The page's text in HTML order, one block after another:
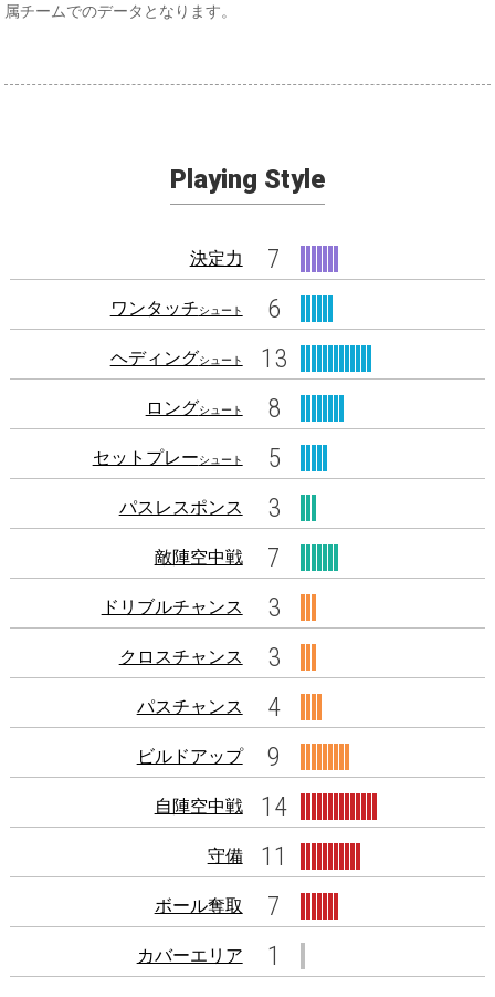
属チームでのデータとなります。
Playing Style
決定力 7
ワンタッチシュート 6
ヘディングシュート 13
ロングシュート 8
セットプレーシュート 5
パスレスポンス 3
敵陣空中戦 7
ドリブルチャンス 3
クロスチャンス 3
パスチャンス 4
ビルドアップ 9
自陣空中戦 14
守備 11
ボール奪取 7
カバーエリア 1